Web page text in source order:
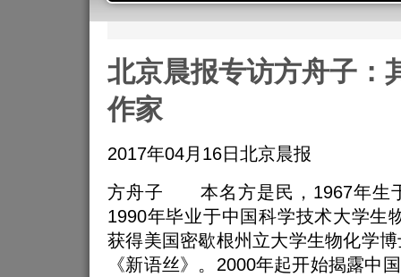
北京晨报专访方舟子：
作家
2017年04月16日北京晨报
方舟子 本名方是民，1967年生
1990年毕业于中国科学技术大学生
获得美国密歇根州立大学生物化学
《新语丝》。2000年起开始揭露中